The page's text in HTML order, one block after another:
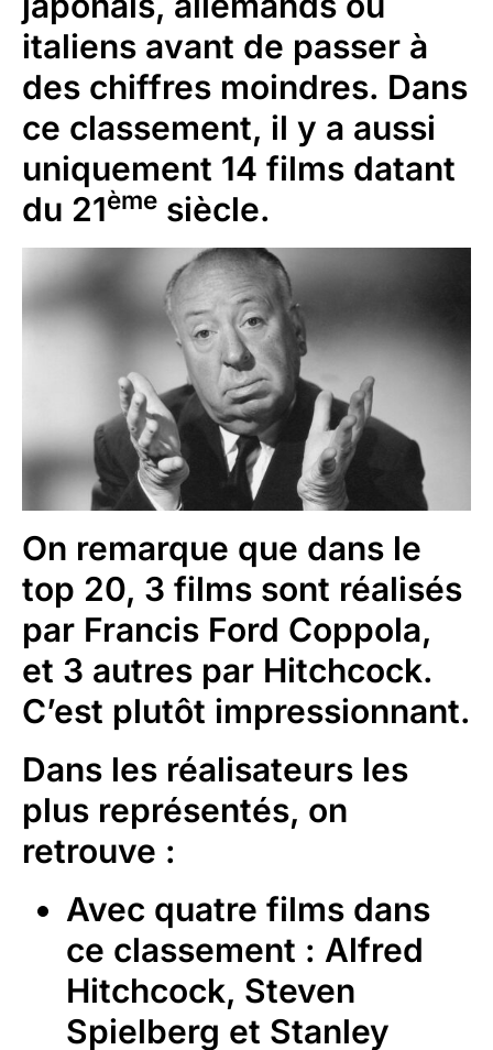
italiens avant de passer à
des chiffres moindres. Dans
ce classement, il y a aussi
uniquement 14 films datant
du 21ème siècle.
On remarque que dans le
top 20, 3 films sont réalisés
par Francis Ford Coppola,
et 3 autres par Hitchcock.
C’est plutôt impressionnant.
Dans les réalisateurs les
plus représentés, on
retrouve :
Avec quatre films dans
ce classement : Alfred
Hitchcock, Steven
Spielberg et Stanley